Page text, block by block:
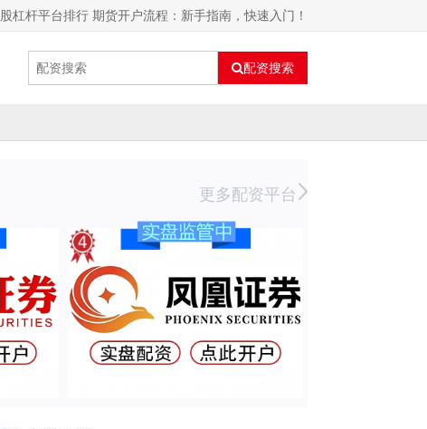
杠杆平台排行 期货开户流程：新手指南，快速入门！
配资搜索
更多配资平台